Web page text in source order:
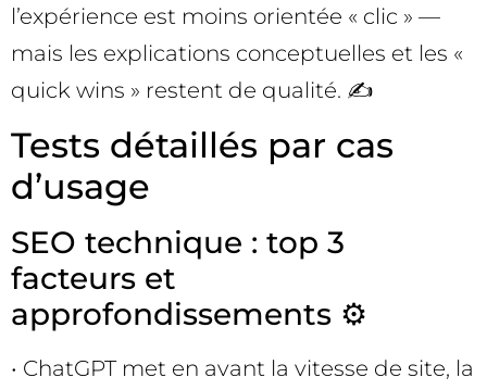
l’expérience est moins orientée « clic » —
mais les explications conceptuelles et les «
quick wins » restent de qualité. ✍️
Tests détaillés par cas
d’usage
SEO technique : top 3
facteurs et
approfondissements ⚙️
• ChatGPT met en avant la vitesse de site, la